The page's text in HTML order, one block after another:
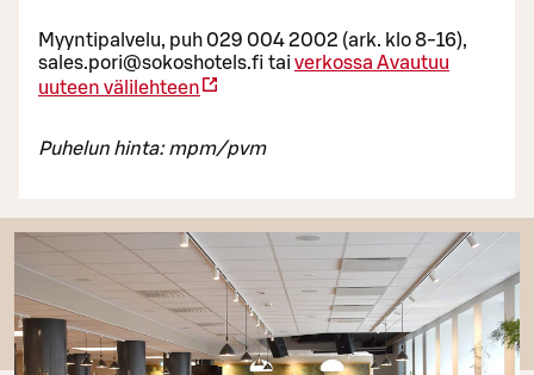
Myyntipalvelu, puh 029 004 2002 (ark. klo 8-16),
sales.pori@sokoshotels.fi tai verkossa Avautuu
uuteen välilehteen
Puhelun hinta: mpm/pvm